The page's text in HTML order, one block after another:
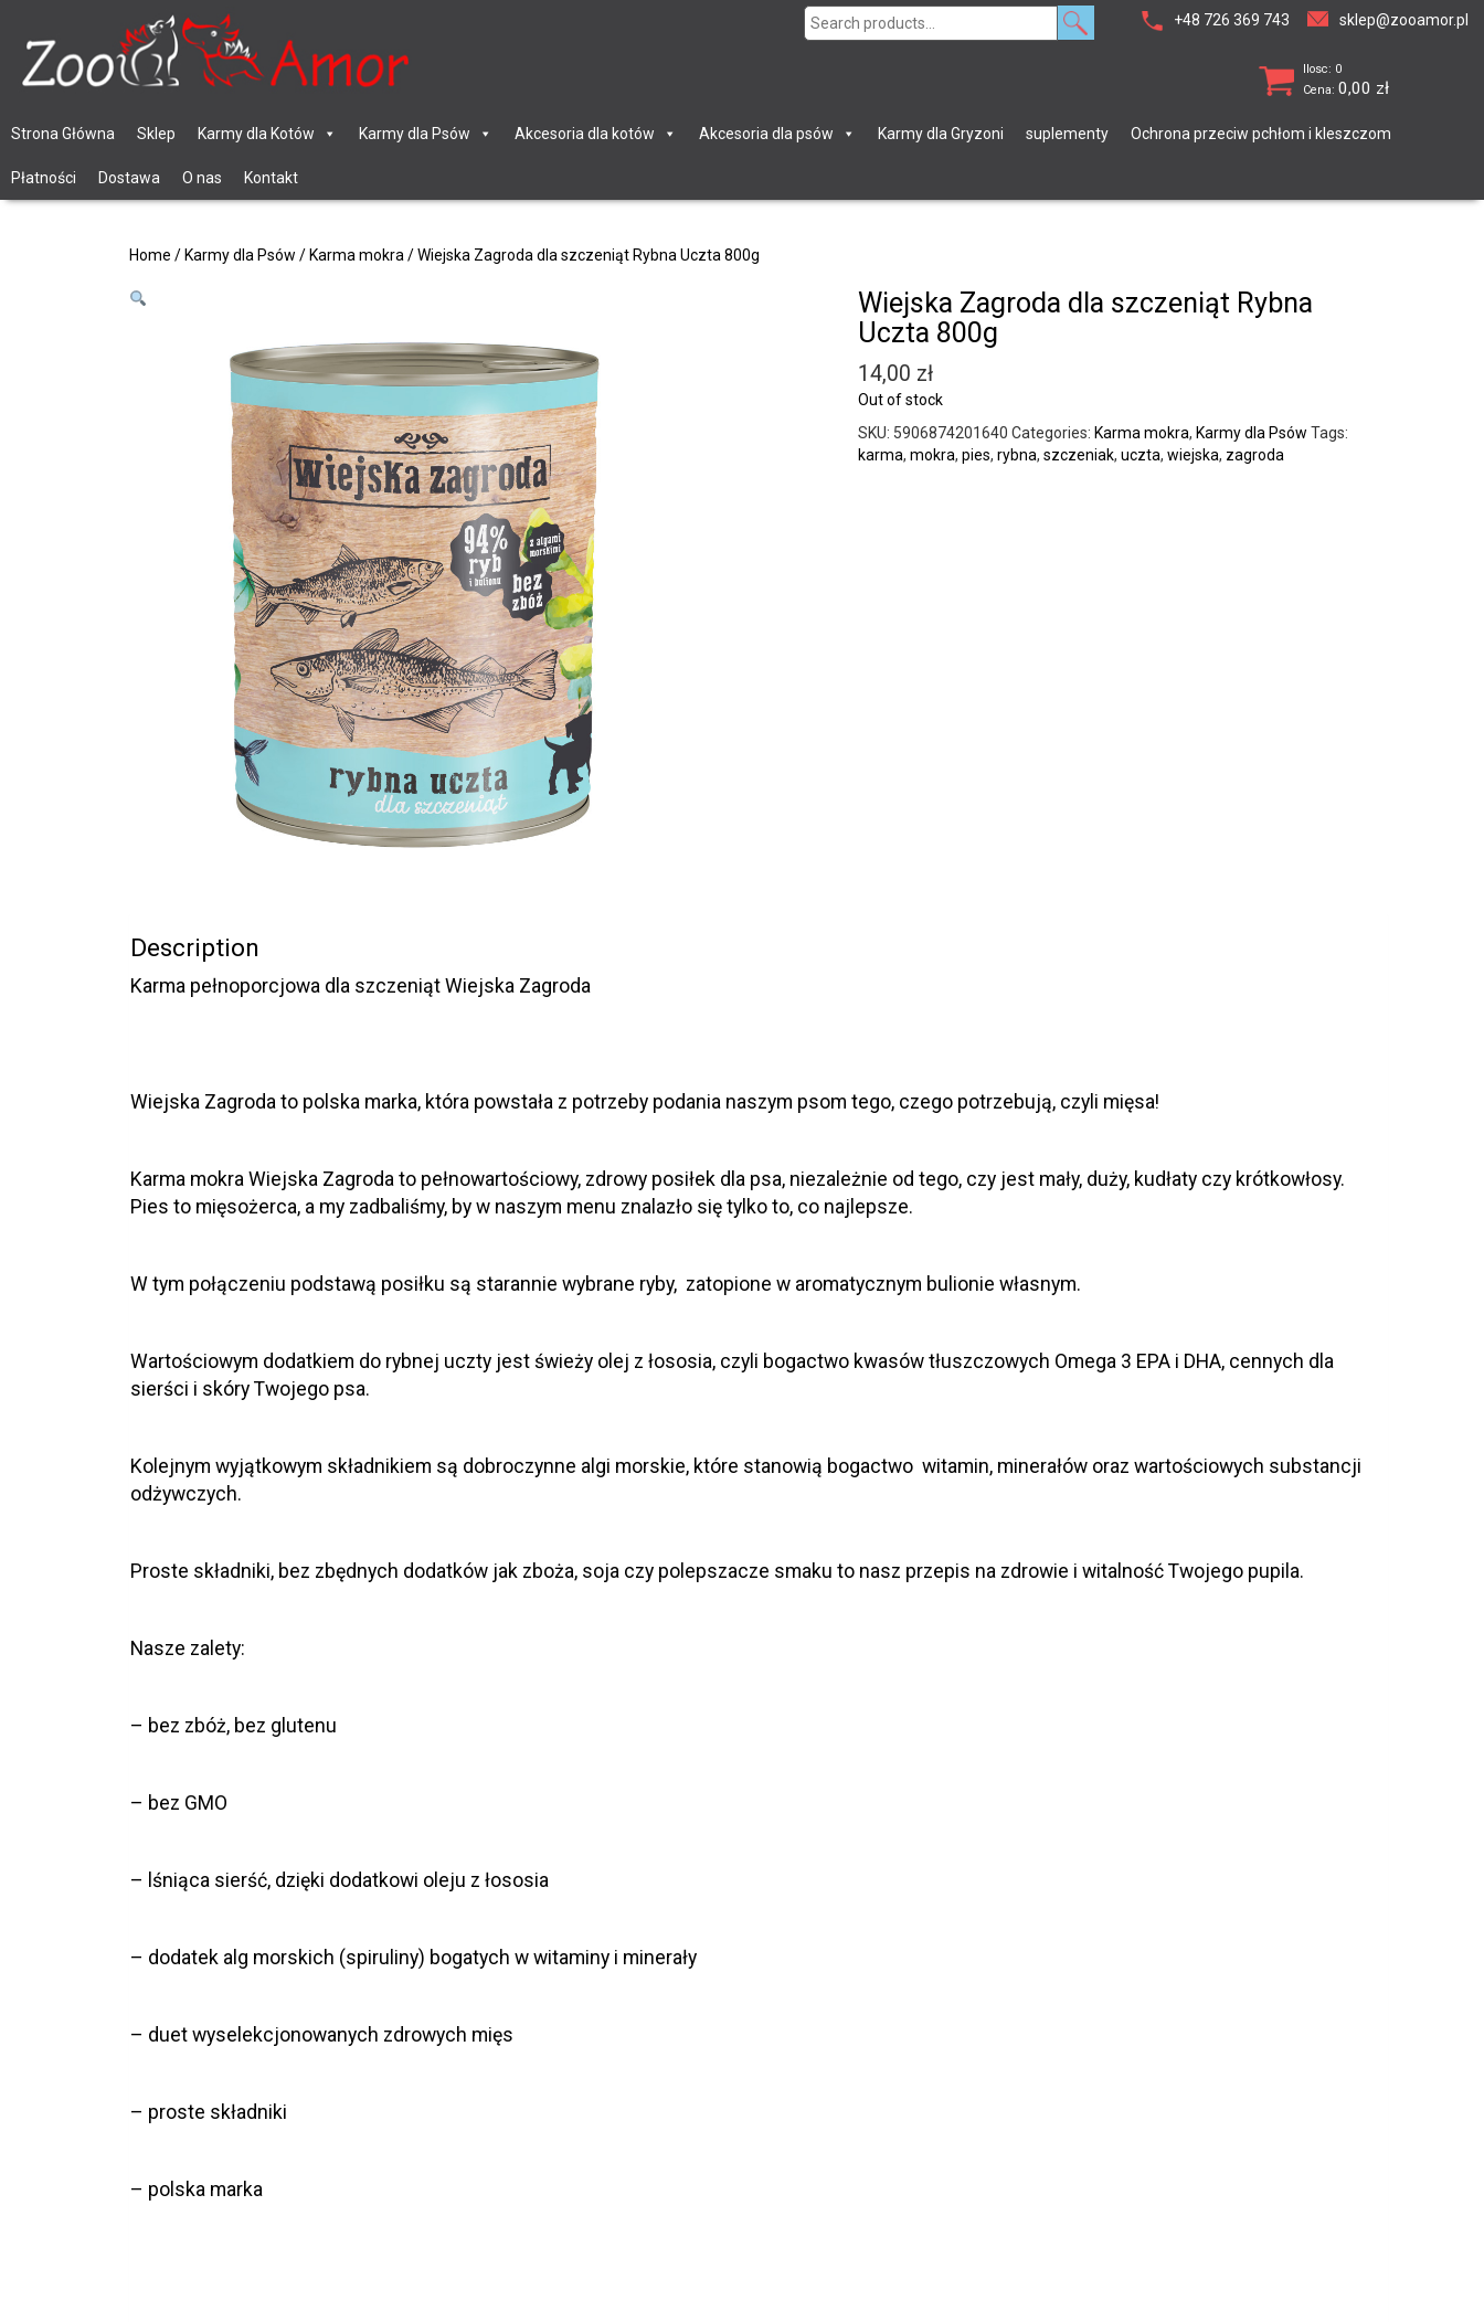
+48 726 369 743 sklep@zooamor.pl
Search
Ilosc: 0
Cena: 0,00 zł
Strona Główna Sklep Karmy dla Kotów Karmy dla Psów Akcesoria dla kotów Akcesoria dla psów Karmy dla Gryzoni suplementy Ochrona przeciw pchłom i kleszczom
Płatności Dostawa O nas Kontakt
Home / Karmy dla Psów / Karma mokra / Wiejska Zagroda dla szczeniąt Rybna Uczta 800g
Wiejska Zagroda dla szczeniąt Rybna
Uczta 800g
14,00 zł
Out of stock
SKU: 5906874201640 Categories: Karma mokra, Karmy dla Psów Tags:
karma, mokra, pies, rybna, szczeniak, uczta, wiejska, zagroda
Description
Karma pełnoporcjowa dla szczeniąt Wiejska Zagroda
Wiejska Zagroda to polska marka, która powstała z potrzeby podania naszym psom tego, czego potrzebują, czyli mięsa!
Karma mokra Wiejska Zagroda to pełnowartościowy, zdrowy posiłek dla psa, niezależnie od tego, czy jest mały, duży, kudłaty czy krótkowłosy.
Pies to mięsożerca, a my zadbaliśmy, by w naszym menu znalazło się tylko to, co najlepsze.
W tym połączeniu podstawą posiłku są starannie wybrane ryby, zatopione w aromatycznym bulionie własnym.
Wartościowym dodatkiem do rybnej uczty jest świeży olej z łososia, czyli bogactwo kwasów tłuszczowych Omega 3 EPA i DHA, cennych dla
sierści i skóry Twojego psa.
Kolejnym wyjątkowym składnikiem są dobroczynne algi morskie, które stanowią bogactwo witamin, minerałów oraz wartościowych substancji
odżywczych.
Proste składniki, bez zbędnych dodatków jak zboża, soja czy polepszacze smaku to nasz przepis na zdrowie i witalność Twojego pupila.
Nasze zalety:
– bez zbóż, bez glutenu
– bez GMO
– lśniąca sierść, dzięki dodatkowi oleju z łososia
– dodatek alg morskich (spiruliny) bogatych w witaminy i minerały
– duet wyselekcjonowanych zdrowych mięs
– proste składniki
– polska marka